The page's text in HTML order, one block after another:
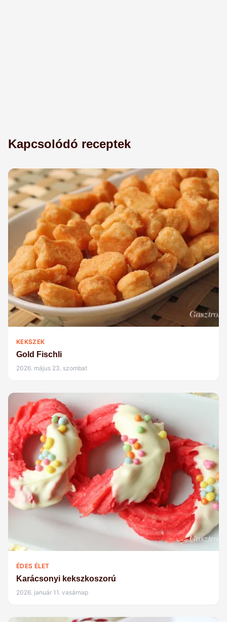
Kapcsolódó receptek
KEKSZEK
Gold Fischli
2026. május 23. szombat
ÉDES ÉLET
Karácsonyi kekszkoszorú
2026. január 11. vasárnap